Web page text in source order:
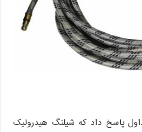
پاسخ داد که شیلنگ هیدرولیک